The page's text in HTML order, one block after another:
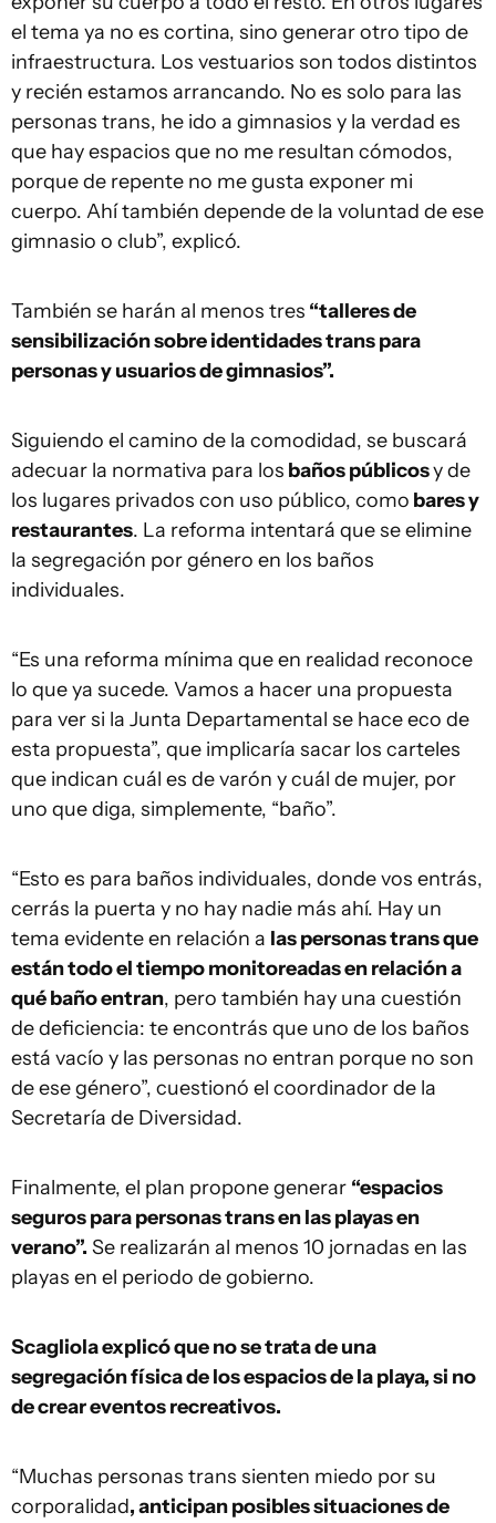
el tema ya no es cortina, sino generar otro tipo de
infraestructura. Los vestuarios son todos distintos
y recién estamos arrancando. No es solo para las
personas trans, he ido a gimnasios y la verdad es
que hay espacios que no me resultan cómodos,
porque de repente no me gusta exponer mi
cuerpo. Ahí también depende de la voluntad de ese
gimnasio o club”, explicó.
También se harán al menos tres “talleres de
sensibilización sobre identidades trans para
personas y usuarios de gimnasios”.
Siguiendo el camino de la comodidad, se buscará
adecuar la normativa para los baños públicosy de
los lugares privados con uso público, como bares y
restaurantes. La reforma intentará que se elimine
la segregación por género en los baños
individuales.
“Es una reforma mínima que en realidad reconoce
lo que ya sucede. Vamos a hacer una propuesta
para ver si la Junta Departamental se hace eco de
esta propuesta”, que implicaría sacar los carteles
que indican cuál es de varón y cuál de mujer, por
uno que diga, simplemente, “baño”.
“Esto es para baños individuales, donde vos entrás,
cerrás la puerta y no hay nadie más ahí. Hay un
tema evidente en relación a las personas trans que
están todo el tiempo monitoreadas en relación a
qué baño entran, pero también hay una cuestión
de deficiencia: te encontrás que uno de los baños
está vacío y las personas no entran porque no son
de ese género”, cuestionó el coordinador de la
Secretaría de Diversidad.
Finalmente, el plan propone generar “espacios
seguros para personas trans en las playas en
verano”. Se realizarán al menos 10 jornadas en las
playas en el periodo de gobierno.
Scagliola explicó que no se trata de una
segregación física de los espacios de la playa, si no
de crear eventos recreativos.
“Muchas personas trans sienten miedo por su
corporalidad, anticipan posibles situaciones de